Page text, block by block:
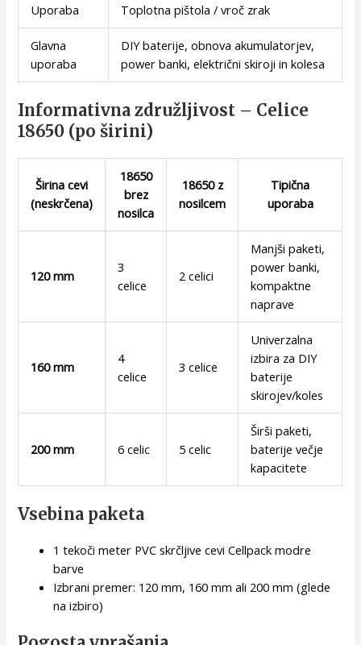
Uporaba Toplotna pištola / vroč zrak
Glavna
uporaba
DIY baterije, obnova akumulatorjev,
power banki, električni skiroji in kolesa
Informativna združljivost – Celice
18650 (po širini)
Širina cevi
(neskrčena)
18650
brez
nosilca
18650 z
nosilcem
Tipična
uporaba
120 mm
3
celice
2 celici
Manjši paketi,
power banki,
kompaktne
naprave
160 mm
4
celice
3 celice
Univerzalna
izbira za DIY
baterije
skirojev/koles
200 mm 6 celic 5 celic
Širši paketi,
baterije večje
kapacitete
Vsebina paketa
1 tekoči meter PVC skrčljive cevi Cellpack modre
barve
Izbrani premer: 120 mm, 160 mm ali 200 mm (glede
na izbiro)